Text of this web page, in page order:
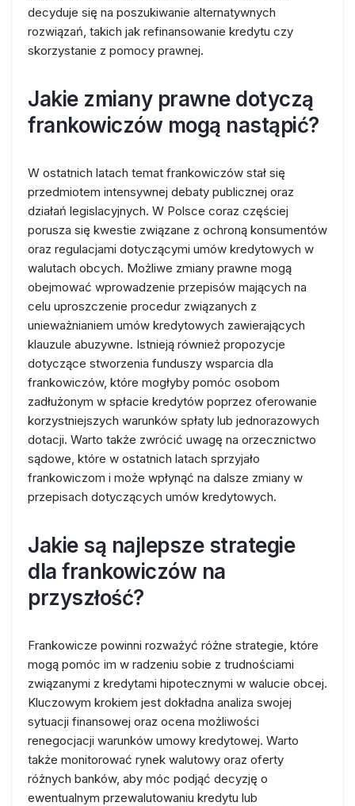
decyduje się na poszukiwanie alternatywnych
rozwiązań, takich jak refinansowanie kredytu czy
skorzystanie z pomocy prawnej.
Jakie zmiany prawne dotyczą
frankowiczów mogą nastąpić?
W ostatnich latach temat frankowiczów stał się
przedmiotem intensywnej debaty publicznej oraz
działań legislacyjnych. W Polsce coraz częściej
porusza się kwestie związane z ochroną konsumentów
oraz regulacjami dotyczącymi umów kredytowych w
walutach obcych. Możliwe zmiany prawne mogą
obejmować wprowadzenie przepisów mających na
celu uproszczenie procedur związanych z
unieważnianiem umów kredytowych zawierających
klauzule abuzywne. Istnieją również propozycje
dotyczące stworzenia funduszy wsparcia dla
frankowiczów, które mogłyby pomóc osobom
zadłużonym w spłacie kredytów poprzez oferowanie
korzystniejszych warunków spłaty lub jednorazowych
dotacji. Warto także zwrócić uwagę na orzecznictwo
sądowe, które w ostatnich latach sprzyjało
frankowiczom i może wpłynąć na dalsze zmiany w
przepisach dotyczących umów kredytowych.
Jakie są najlepsze strategie
dla frankowiczów na
przyszłość?
Frankowicze powinni rozważyć różne strategie, które
mogą pomóc im w radzeniu sobie z trudnościami
związanymi z kredytami hipotecznymi w walucie obcej.
Kluczowym krokiem jest dokładna analiza swojej
sytuacji finansowej oraz ocena możliwości
renegocjacji warunków umowy kredytowej. Warto
także monitorować rynek walutowy oraz oferty
różnych banków, aby móc podjąć decyzję o
ewentualnym przewalutowaniu kredytu lub